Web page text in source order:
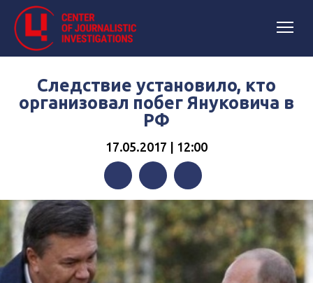
Следствие установило, кто
организовал побег Януковича в
РФ
17.05.2017 | 12:00
FacebookTwitterTelegram